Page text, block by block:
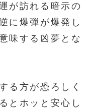
が訪れる暗示の
に爆弾が爆発し
味する凶夢とな
る方が恐ろしく
とホッと安心し